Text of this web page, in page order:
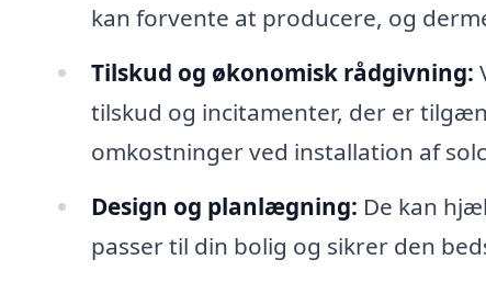
kan forvente at producere, og
Tilskud og økonomisk rådgivning:
tilskud og incitamenter, der er
omkostninger ved installation af
Design og planlægning: De kan
passer til din bolig og sikrer den